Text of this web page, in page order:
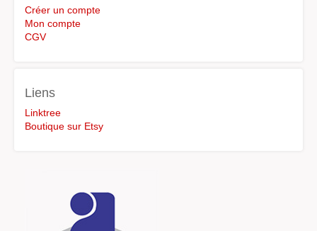
Créer un compte
Mon compte
CGV
Liens
Linktree
Boutique sur Etsy